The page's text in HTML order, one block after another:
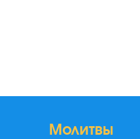
Молитвы